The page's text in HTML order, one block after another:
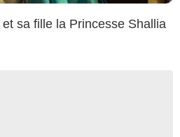
et sa fille la Princesse Shallia